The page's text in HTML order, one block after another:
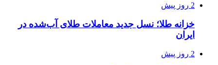
2 روز پیش
خزانه طلا؛ نسل جدید معاملات طلای آب‌شده در
ایران
2 روز پیش